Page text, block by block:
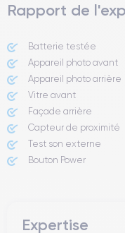
Rapport de
Batterie testée
Appareil photo avant
Appareil photo arrière ​
Vitre avant ​
Façade arrière
Capteur de proximité
Test son externe
Bouton Power
Haut parleur
Expertise